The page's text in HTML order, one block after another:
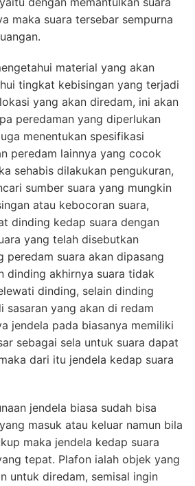
maka suara tersebar sempurna
material yang akan
tingkat kebisingan yang terjadi
yang akan diredam, ini akan
peredaman yang diperlukan
menentukan spesifikasi
peredam lainnya yang cocok
sehabis dilakukan pengukuran,
sumber suara yang mungkin
atau kebocoran suara,
dinding kedap suara dengan
yang telah disebutkan
peredam suara akan dipasang
dinding akhirnya suara tidak
dinding, selain dinding
sasaran yang akan di redam
jendela pada biasanya memiliki
sebagai sela untuk suara dapat
dari itu jendela kedap suara
jendela biasa sudah bisa
masuk atau keluar namun bila
maka jendela kedap suara
tepat. Plafon ialah objek yang
untuk diredam, semisal ingin